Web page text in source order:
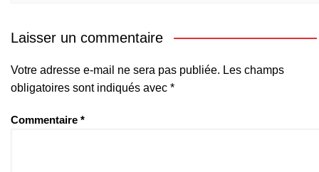
Laisser un commentaire
Votre adresse e-mail ne sera pas publiée. Les champs
obligatoires sont indiqués avec *
Commentaire *